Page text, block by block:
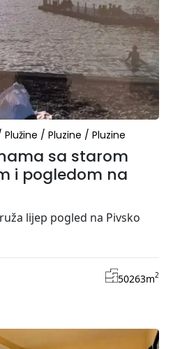
Plužine / Pluzine / Pluzine
sa starom
i pogledom na
lijep pogled na Pivsko
50263m2